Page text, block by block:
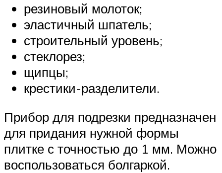
резиновый молоток;
эластичный шпатель;
строительный уровень;
стеклорез;
щипцы;
крестики-разделители.
Прибор для подрезки предназначен
для придания нужной формы
плитке с точностью до 1 мм. Можно
воспользоваться болгаркой.